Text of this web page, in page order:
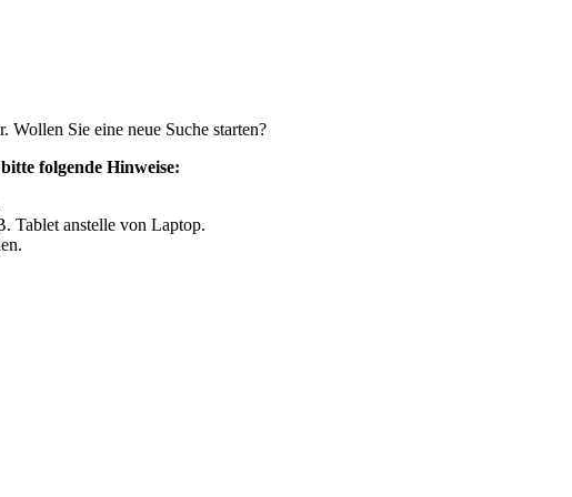
Wollen Sie eine neue Suche starten?
folgende Hinweise:
Tablet anstelle von Laptop.